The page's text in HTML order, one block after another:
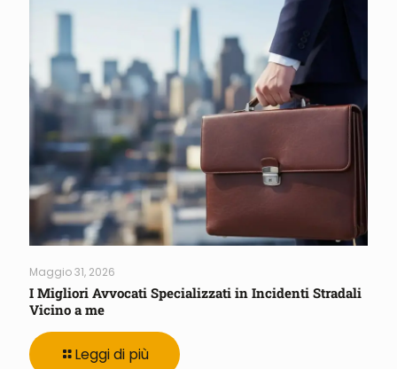
Maggio 31, 2026
I Migliori Avvocati Specializzati in Incidenti Stradali
Vicino a me
Leggi di più